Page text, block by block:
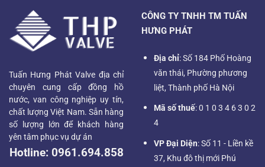
Tuấn Hưng Phát Valve địa chỉ
chuyên cung cấp đồng hồ
nước, van công nghiệp uy tín,
chất lượng Việt Nam. Sẵn hàng
số lượng lớn để khách hàng
yên tâm phục vụ dự án
Hotline: 0961.694.858
CÔNG TY TNHH TM TUẤN
HƯNG PHÁT
Địa chỉ: Số 184 Phố Hoàng
văn thái, Phường phương
liệt, Thành phố Hà Nội
Mã số thuế: 0 1 0 3 4 6 3 0 2
4
VP Đại Diện: Số 11 - Liền kề
37, Khu đô thị mới Phú